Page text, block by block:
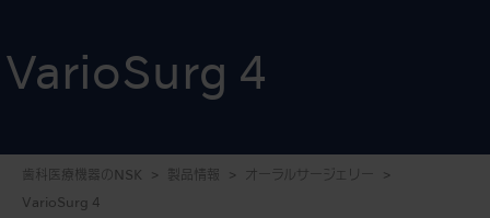
VarioSurg 4
歯科医療機器のNSK 製品情報 オーラルサージェリー
VarioSurg 4